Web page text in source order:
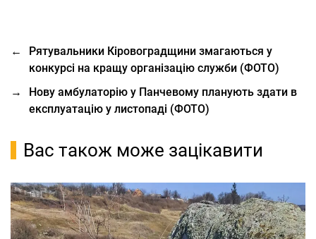
←
Рятувальники Кіровоградщини змагаються у
конкурсі на кращу організацію служби (ФОТО)
→
Нову амбулаторію у Панчевому планують здати в
експлуатацію у листопаді (ФОТО)
Вас також може зацікавити